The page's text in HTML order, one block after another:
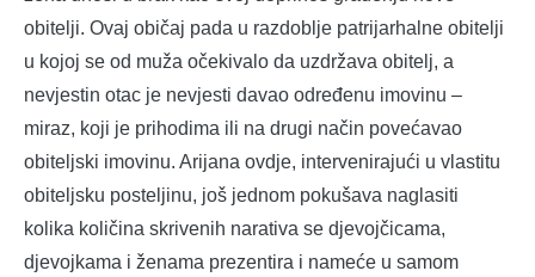
obitelji. Ovaj običaj pada u razdoblje patrijarhalne obitelji
u kojoj se od muža očekivalo da uzdržava obitelj, a
nevjestin otac je nevjesti davao određenu imovinu –
miraz, koji je prihodima ili na drugi način povećavao
obiteljski imovinu. Arijana ovdje, intervenirajući u vlastitu
obiteljsku posteljinu, još jednom pokušava naglasiti
kolika količina skrivenih narativa se djevojčicama,
djevojkama i ženama prezentira i nameće u samom